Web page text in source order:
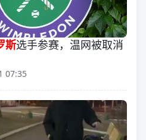
斯选手参赛，温网被取消
07:35